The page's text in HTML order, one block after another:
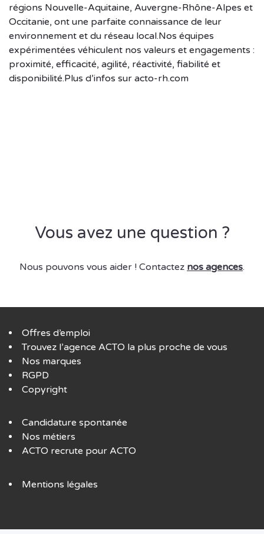
régions Nouvelle-Aquitaine, Auvergne-Rhône-Alpes et
Occitanie, ont une parfaite connaissance de leur
environnement et du réseau local.Nos équipes
expérimentées véhiculent nos valeurs et engagements :
proximité, efficacité, agilité, réactivité, fiabilité et
disponibilité.Plus d’infos sur acto-rh.com
Vous avez une question ?
Nous pouvons vous aider ! Contactez nos agences.
Offres d’emploi
Trouvez l’agence ACTO la plus proche de vous
Nos marques
RGPD
Copyright
Candidature spontanée
Nos métiers
ACTO recrute pour ACTO
Mentions légales